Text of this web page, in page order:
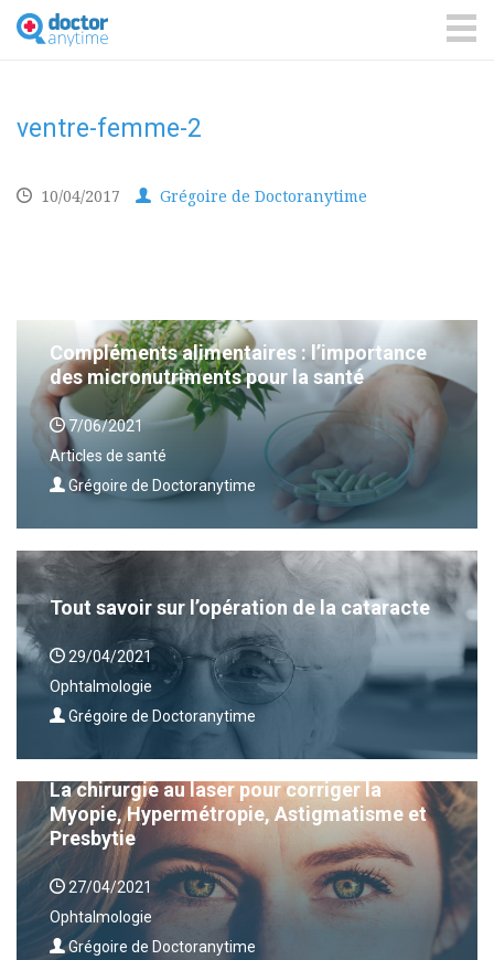
DoctorAnyTime
You
are
ventre-femme-2
10/04/2017 Grégoire de Doctoranytime
Compléments alimentaires : l’importance
des micronutriments pour la santé
7/06/2021
Articles de santé
Grégoire de Doctoranytime
Tout savoir sur l’opération de la cataracte
29/04/2021
Ophtalmologie
Grégoire de Doctoranytime
La chirurgie au laser pour corriger la
Myopie, Hypermétropie, Astigmatisme et
Presbytie
27/04/2021
Ophtalmologie
Grégoire de Doctoranytime